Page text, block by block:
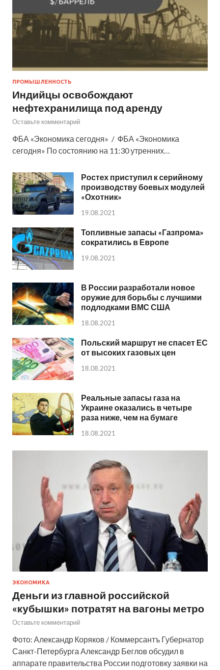
ПРОМЫШЛЕННОСТЬ
Индийцы освобождают
нефтехранилища под аренду
Оставьте комментарий
ФБА «Экономика сегодня» / ФБА «Экономика
сегодня» По состоянию на 11:30 утренних…
Ростех приступил к серийному
производству боевых модулей
«Охотник»
19.08.2021
Топливные запасы «Газпрома»
сократились в Европе
19.08.2021
В России разработали новое
оружие для борьбы с лучшими
подлодками ВМС США
18.08.2021
Польский маршрут не спасет ЕС
от высоких газовых цен
18.08.2021
Реальные запасы газа на
Украине оказались в четыре
раза ниже, чем на бумаге
18.08.2021
ЭКОНОМИКА
Деньги из главной российской
«кубышки» потратят на вагоны метро
Оставьте комментарий
Фото: Александр Коряков / Коммерсантъ Губернатор
Санкт-Петербурга Александр Беглов обсудил в
аппарате правительства России подготовку заявки на